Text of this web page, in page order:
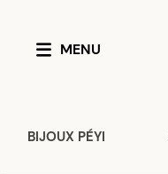
MENU
BIJOUX PÉYI